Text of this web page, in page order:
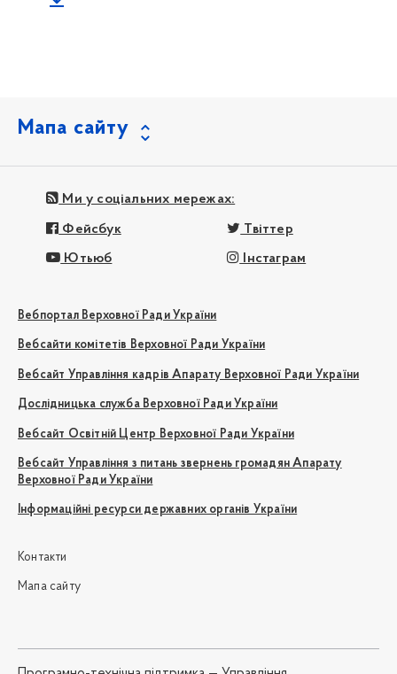
Мапа сайту
Ми у соціальних мережах:
Фейсбук Твіттер
Ютьюб Інстаграм
Вебпортал Верховної Ради України
Вебсайти комітетів Верховної Ради України
Вебсайт Управління кадрів Апарату Верховної Ради України
Дослідницька служба Верховної Ради України
Вебсайт Освітній Центр Верховної Ради України
Вебсайт Управління з питань звернень громадян Апарату
Верховної Ради України
Інформаційні ресурси державних органів України
Контакти
Мапа сайту